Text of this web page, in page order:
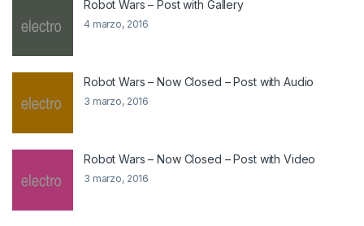
Robot Wars – Post with Gallery
4 marzo, 2016
Robot Wars – Now Closed – Post with Audio
3 marzo, 2016
Robot Wars – Now Closed – Post with Video
3 marzo, 2016